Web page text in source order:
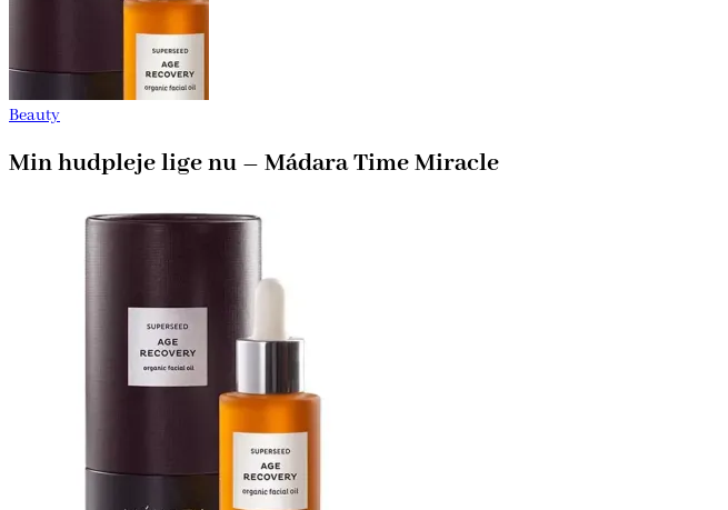
Beauty
Min hudpleje lige nu – Mádara Time Miracle